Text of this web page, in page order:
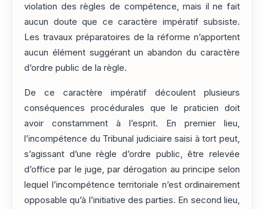
violation des règles de compétence, mais il ne fait
aucun doute que ce caractère impératif subsiste.
Les travaux préparatoires de la réforme n’apportent
aucun élément suggérant un abandon du caractère
d’ordre public de la règle.
De ce caractère impératif découlent plusieurs
conséquences procédurales que le praticien doit
avoir constamment à l’esprit. En premier lieu,
l’incompétence du Tribunal judiciaire saisi à tort peut,
s’agissant d’une règle d’ordre public, être relevée
d’office par le juge, par dérogation au principe selon
lequel l’incompétence territoriale n’est ordinairement
opposable qu’à l’initiative des parties. En second lieu,